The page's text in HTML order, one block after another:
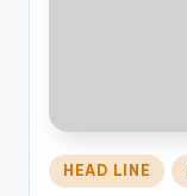
Posted
HEAD LINE